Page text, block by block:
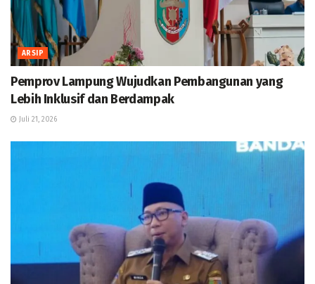
ARSIP
Pemprov Lampung Wujudkan Pembangunan yang
Lebih Inklusif dan Berdampak
Juli 21, 2026